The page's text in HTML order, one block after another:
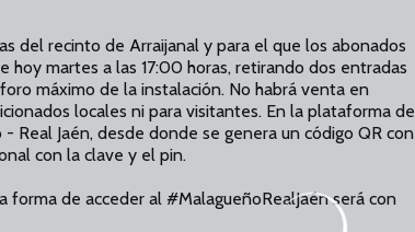
del recinto de Arraijanal y para el que los abonados
hoy martes a las 17:00 horas, retirando dos entradas
máximo de la instalación. No habrá venta en
locales ni para visitantes. En la plataforma de
Jaén, desde donde se genera un código QR con
con la clave y el pin.
de acceder al #MalagueñoRealJaén será con